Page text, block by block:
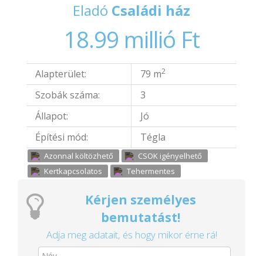
Eladó Családi ház
18.99 millió Ft
Alapterület: 79 m2
Szobák száma:
3
Állapot:
Jó
Építési mód:
Tégla
Azonnal költözhető
CSOK igényelhető
Kertkapcsolatos
Tehermentes
Kérjen személyes
bemutatást!
Adja meg adatait, és hogy mikor érne rá!